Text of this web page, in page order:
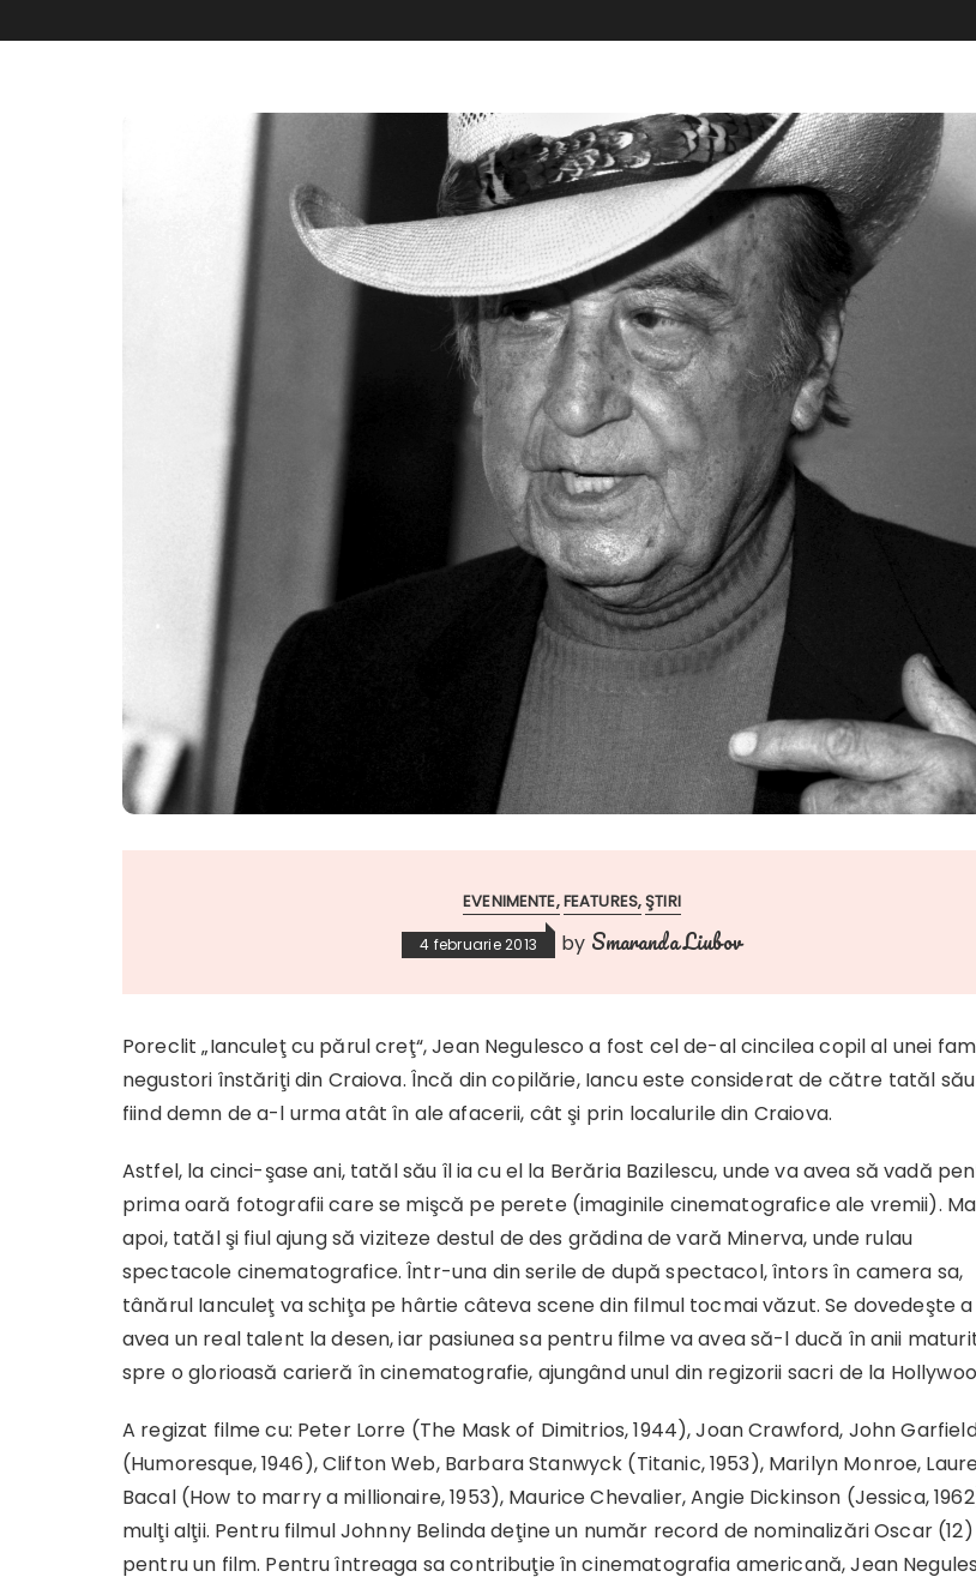
EVENIMENTE FEATURES ŞTIRI
4 februarie 2013 by Smaranda Liubov
Poreclit „Ianculeţ cu părul creţ“, Jean Negulesco a fost cel de-al cincilea copil al unei
negustori înstăriţi din Craiova. Încă din copilărie, Iancu este considerat de către tatăl
fiind demn de a-l urma atât în ale afacerii, cât şi prin localurile din Craiova.
Astfel, la cinci-şase ani, tatăl său îl ia cu el la Berăria Bazilescu, unde va avea să vadă
prima oară fotografii care se mişcă pe perete (imaginile cinematografice ale vremii).
apoi, tatăl şi fiul ajung să viziteze destul de des grădina de vară Minerva, unde rulau
spectacole cinematografice. Într-una din serile de după spectacol, întors în camera sa,
tânărul Ianculeţ va schiţa pe hârtie câteva scene din filmul tocmai văzut. Se dovedeşte a
avea un real talent la desen, iar pasiunea sa pentru filme va avea să-l ducă în anii
spre o glorioasă carieră în cinematografie, ajungând unul din regizorii sacri de la
A regizat filme cu: Peter Lorre (The Mask of Dimitrios, 1944), Joan Crawford, John
(Humoresque, 1946), Clifton Web, Barbara Stanwyck (Titanic, 1953), Marilyn Monroe,
Bacal (How to marry a millionaire, 1953), Maurice Chevalier, Angie Dickinson (Jessica,
mulţi alţii. Pentru filmul Johnny Belinda deţine un număr record de nominalizări Oscar (12)
pentru un film. Pentru întreaga sa contribuţie în cinematografia americană, Jean